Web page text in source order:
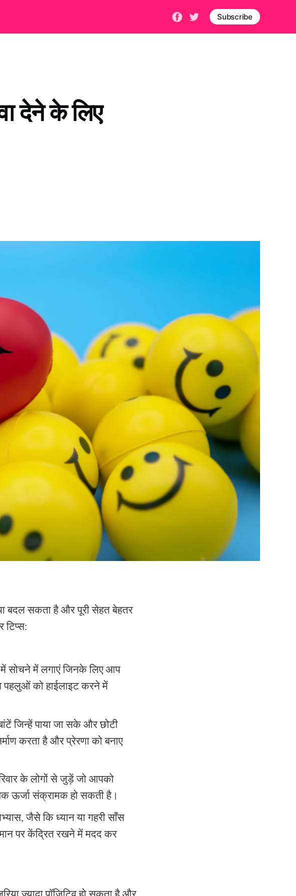
Subscribe
देने के लिए
बदल सकता है और पूरी सेहत बेहतर
टिप्स:
सोचने में लगाएं जिनके लिए आप
पहलुओं को हाईलाइट करने में
जिन्हें पाया जा सके और छोटी
करता है और प्रेरणा को बनाए
के लोगों से जुड़ें जो आपको
ऊर्जा संक्रामक हो सकती है।
जैसे कि ध्यान या गहरी साँस
पर केंद्रित रखने में मदद कर